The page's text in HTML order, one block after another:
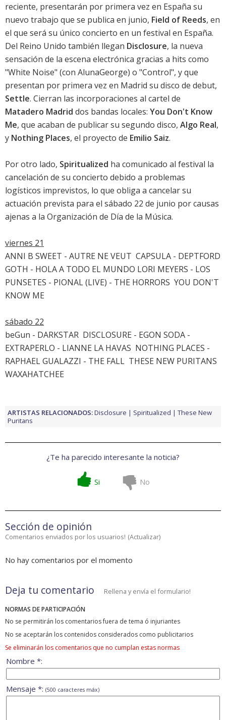
reciente, presentarán por primera vez en España su
nuevo trabajo que se publica en junio, Field of Reeds, en
el que será su único concierto en un festival en España.
Del Reino Unido también llegan Disclosure, la nueva
sensación de la escena electrónica gracias a hits como
"White Noise" (con AlunaGeorge) o "Control", y que
presentan por primera vez en Madrid su disco de debut,
Settle. Cierran las incorporaciones al cartel de
Matadero Madrid dos bandas locales: You Don't Know
Me, que acaban de publicar su segundo disco, Algo Real,
y Nothing Places, el proyecto de Emilio Saiz.
Por otro lado, Spiritualized ha comunicado al festival la
cancelación de su concierto debido a problemas
logísticos imprevistos, lo que obliga a cancelar su
actuación prevista para el sábado 22 de junio por causas
ajenas a la Organización de Día de la Música.
viernes 21
ANNI B SWEET - AUTRE NE VEUT  CAPSULA - DEPTFORD
GOTH - HOLA A TODO EL MUNDO LORI MEYERS - LOS
PUNSETES - PIONAL (LIVE) - THE HORRORS  YOU DON'T
KNOW ME
sábado 22
beGun - DARKSTAR  DISCLOSURE - EGON SODA -
EXTRAPERLO - LIANNE LA HAVAS  NOTHING PLACES -
RAPHAEL GUALAZZI - THE FALL  THESE NEW PURITANS 
WAXAHATCHEE
ARTISTAS RELACIONADOS:Disclosure Spiritualized
These New
Puritans
¿Te ha parecido interesante la noticia?
Si No
Sección de opinión
Comentarios enviados por los usuarios! (Actualizar)
No hay comentarios por el momento
Deja tu comentario Rellena y envía el formulario!
NORMAS DE PARTICIPACIÓN
No se permitirán los comentarios fuera de tema ó injuriantes
No se aceptarán los contenidos considerados como publicitarios
Se eliminarán los comentarios que no cumplan estas normas
Nombre *:
Mensaje *: (500 caracteres máx)